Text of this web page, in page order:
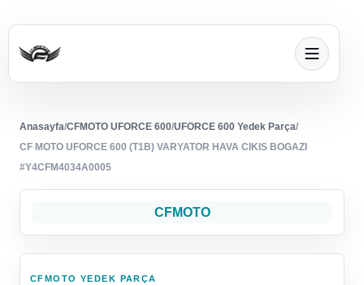
Anasayfa/CFMOTO UFORCE 600/UFORCE 600 Yedek Parça/
CF MOTO UFORCE 600 (T1B) VARYATOR HAVA CIKIS BOGAZI
#Y4CFM4034A0005
CFMOTO
CFMOTO YEDEK PARÇA